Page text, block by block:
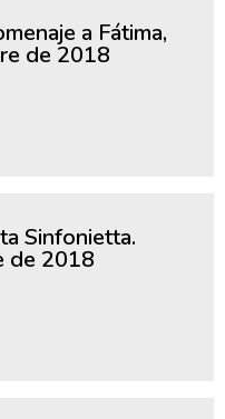
a Fátima,
de 2018
Sinfonietta.
de 2018